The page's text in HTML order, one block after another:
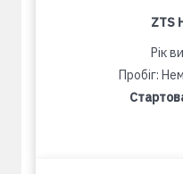
ZTS
Рік
Пробіг: